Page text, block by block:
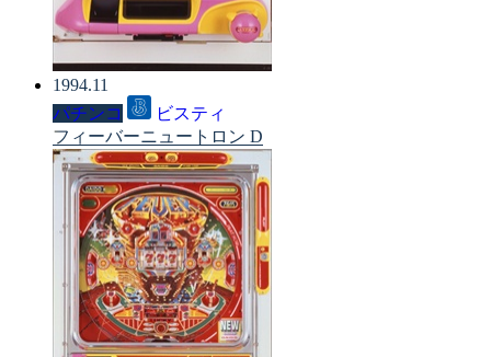
1994.11
パチンコ
ビスティ
フィーバーニュートロン D